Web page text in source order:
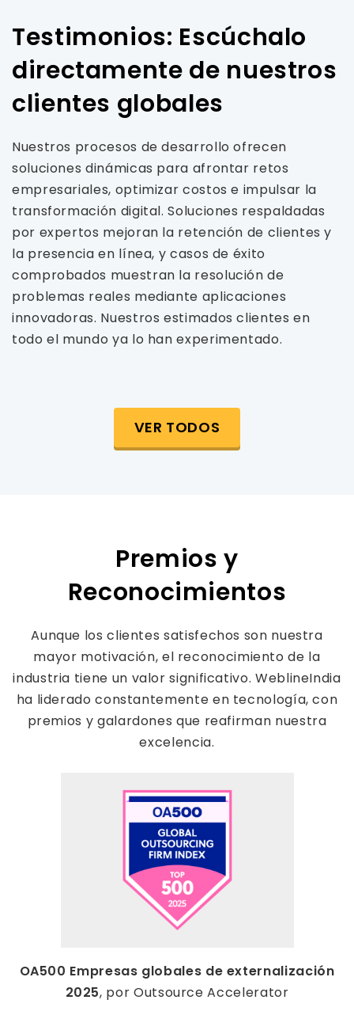
Testimonios: Escúchalo
directamente de nuestros
clientes globales
Nuestros procesos de desarrollo ofrecen
soluciones dinámicas para afrontar retos
empresariales, optimizar costos e impulsar la
transformación digital. Soluciones respaldadas
por expertos mejoran la retención de clientes y
la presencia en línea, y casos de éxito
comprobados muestran la resolución de
problemas reales mediante aplicaciones
innovadoras. Nuestros estimados clientes en
todo el mundo ya lo han experimentado.
VER TODOS
Premios y
Reconocimientos
Aunque los clientes satisfechos son nuestra
mayor motivación, el reconocimiento de la
industria tiene un valor significativo. WeblineIndia
ha liderado constantemente en tecnología, con
premios y galardones que reafirman nuestra
excelencia.
OA500 Empresas globales de externalización
2025, por Outsource Accelerator